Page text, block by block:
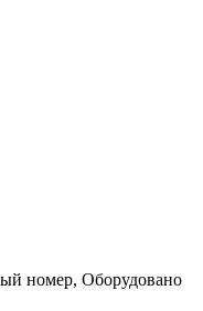
номер, Оборудовано